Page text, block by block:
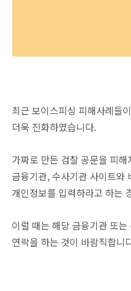
최근 보이스피싱 피해사례들
더욱 진화하였습니다.
가짜로 만든 검찰 공문을 피
금융기관, 수사기관 사이트와
개인정보를 입력하라고 하는
이럴 때는 해당 금융기관 또
연락을 하는 것이 바람직합니